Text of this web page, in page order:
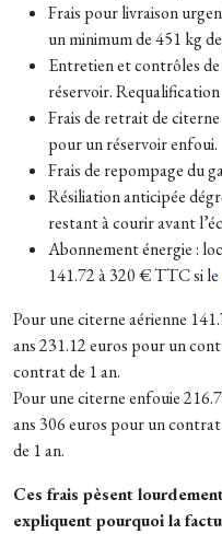
Frais pour livraison
un minimum de 451 kg
Entretien et contrôles
réservoir.
Frais de retrait de
pour un réservoir enfoui.
Frais de repompage du
Résiliation anticipée
restant à courir avant
Abonnement énergie : l
141.72 à 320 € TTC si le
Pour une citerne aérienne
ans 231.12 euros pour un
contrat de 1 an.
Pour une citerne enfouie
ans 306 euros pour un
de 1 an.
Ces frais pèsent
expliquent pourquoi la